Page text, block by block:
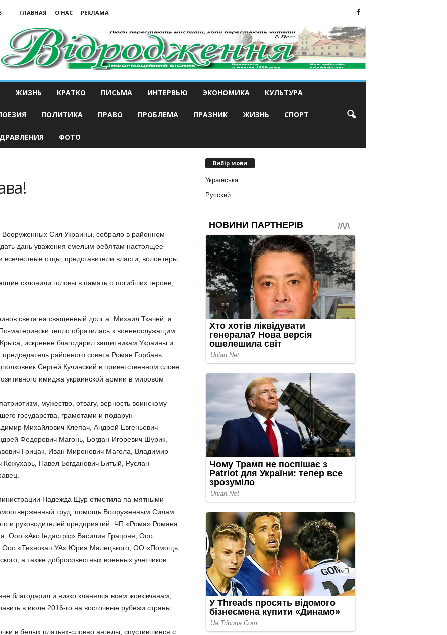
ГЛАВНАЯ О НАС
РЕКЛАМА
ЖИЗНЬ КРАТКО ПИСЬМА ИНТЕРВЬЮ ЭКОНОМИКА КУЛЬТУРА
ПОЛИТИКА ПРАВО ПРОБЛЕМА ПРАЗНИК ЖИЗНЬ СПОРТ
ФОТО
Сил Украины, собрало в районном
дань уважения смелым ребятам настоящее –
отцы, представители власти, волонтеры,
склонили головы в память о погибших героев,
света на священный долг а. Михаил Ткачей, а.
матерински тепло обратилась к военнослужащим
искренне благодарил защитникам Украины и
районного совета Роман Горбань.
Сергей Кучинский в приветственном слове
имиджа украинской армии в мировом
мужество, отвагу, верность воинскому
государства, грамотами и подарун-
Михайлович Клепач, Андрей Евгеньевич
Федорович Магонь, Богдан Игоревич Шурик,
Грицак, Иван Миронович Магола, Владимир
Павел Богданович Битый, Руслан
Надежда Щур отметила па-мятными
труд, помощь Вооруженным Силам
и руководителей предприятий: ЧП «Рома» Романа
Ооо «Ако Індастріс» Василия Грацоня, Ооо
Ооо «Технокап УА» Юрия Малецького, ОО «Помощь
а также добросовестных военных учетчиков
благодарил и низко кланялся всем жовківчанам,
в июле 2016-го на восточные рубежи страны
в белых платьях-словно ангелы, спустившиеся с
Вибір мови
Українська
Русский